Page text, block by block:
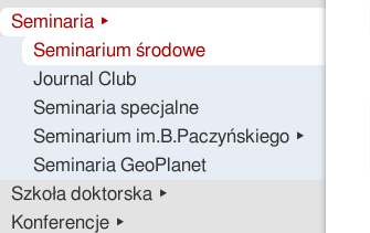
Seminaria ▸
Seminarium środowe
Journal Club
Seminaria specjalne
Seminarium im.B.Paczyńskiego ▸
Seminaria GeoPlanet
Szkoła doktorska ▸
Konferencje ▸